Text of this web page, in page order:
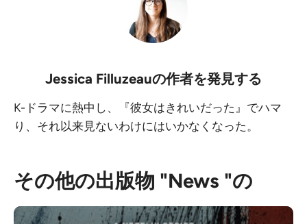
Jessica Filluzeauの作者を発見する
K-ドラマに熱中し、『彼女はきれいだった』でハマ
り、それ以来見ないわけにはいかなくなった。
その他の出版物 "News "の